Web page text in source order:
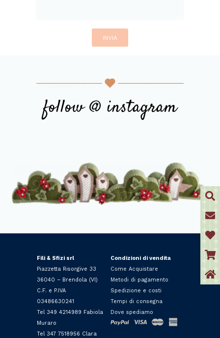
follow @ instagram
Fili & Sfizi srl
Piazzetta Risorgive 33
36040 – Brendola (VI)
C.F. e P.IVA
03486630241
Tel 349 4214989 Fabiola
Muraro
Tel 347 7518956 Clara
Condizioni di vendita
Come Acquistare
Metodi di pagamento
Spedizione e costi
Tempi di consegna
Dove spediamo